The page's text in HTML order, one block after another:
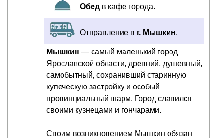
Обед в кафе города.
Отправление в г. Мышкин.
Мышкин — самый маленький город
Ярославской области, древний, душевный,
самобытный, сохранивший старинную
купеческую застройку и особый
провинциальный шарм. Город славился
своими кузнецами и гончарами.
Своим возникновением Мышкин обязан